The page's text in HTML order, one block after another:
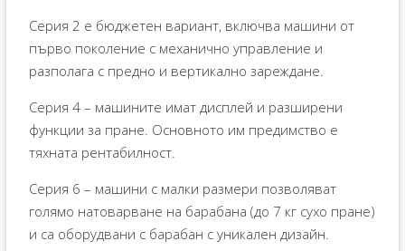
Серия 2 е бюджетен вариант, включва машини от
първо поколение с механично управление и
разполага с предно и вертикално зареждане.
Серия 4 – машините имат дисплей и разширени
функции за пране. Основното им предимство е
тяхната рентабилност.
Серия 6 – машини с малки размери позволяват
голямо натоварване на барабана (до 7 кг сухо пране)
и са оборудвани с барабан с уникален дизайн.